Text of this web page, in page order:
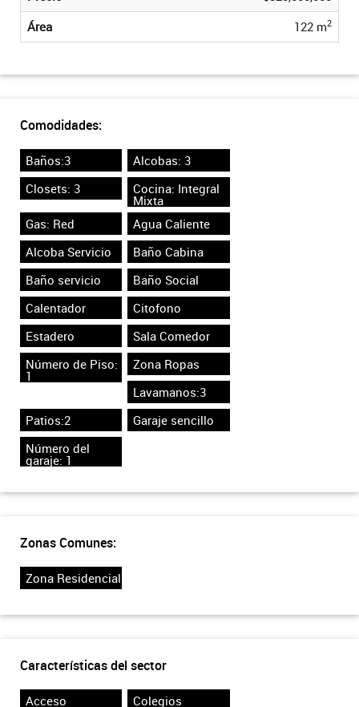
Área
122 m2
Comodidades:
Baños:3
Alcobas: 3
Closets: 3
Cocina: Integral
Mixta
Gas: Red
Agua Caliente
Alcoba Servicio
Baño Cabina
Baño servicio
Baño Social
Calentador
Citofono
Estadero
Sala Comedor
Número de Piso:
1
Zona Ropas
Lavamanos:3
Patios:2
Garaje sencillo
Número del
garaje: 1
Zonas Comunes:
Zona Residencial
Características del sector
Acceso Colegios